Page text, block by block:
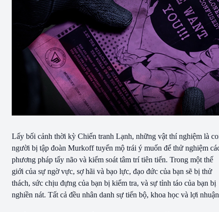
Lấy bối cảnh thời kỳ Chiến tranh Lạnh, những vật thí nghiệm là
người bị tập đoàn Murkoff tuyển mộ trái ý muốn để thử nghiệm
phương pháp tẩy não và kiểm soát tâm trí tiên tiến. Trong một thế
giới của sự ngờ vực, sợ hãi và bạo lực, đạo đức của bạn sẽ bị thử
thách, sức chịu đựng của bạn bị kiểm tra, và sự tỉnh táo của bạn bị
nghiền nát. Tất cả đều nhân danh sự tiến bộ, khoa học và lợi